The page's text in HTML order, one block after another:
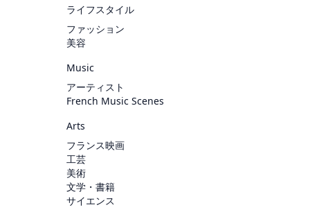
ライフスタイル
ファッション
美容
Music
アーティスト
French Music Scenes
Arts
フランス映画
工芸
美術
文学・書籍
サイエンス